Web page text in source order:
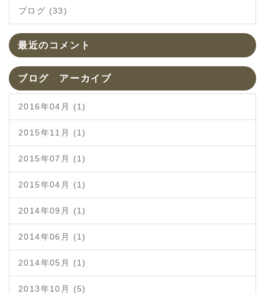
ブログ (33)
最近のコメント
ブログ アーカイブ
2016年04月 (1)
2015年11月 (1)
2015年07月 (1)
2015年04月 (1)
2014年09月 (1)
2014年06月 (1)
2014年05月 (1)
2013年10月 (5)